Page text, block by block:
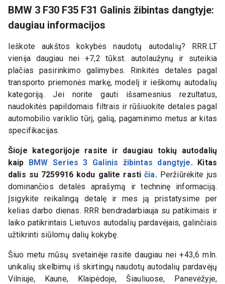
BMW 3 F30 F35 F31 Galinis žibintas dangtyje:
daugiau informacijos
Ieškote aukštos kokybės naudotų autodalių? RRR.LT
vienija daugiau nei +7,2 tūkst. autolaužynų ir suteikia
plačias pasirinkimo galimybes. Rinkitės detales pagal
transporto priemonės markę, modelį ir ieškomų autodalių
kategoriją. Jei norite gauti išsamesnius rezultatus,
naudokitės papildomais filtrais ir rūšiuokite detales pagal
automobilio variklio tūrį, galią, pagaminimo metus ar kitas
specifikacijas.
Šioje kategorijoje rasite ir daugiau tokių autodalių
kaip BMW Series 3 Galinis žibintas dangtyje. Kitas
dalis su 7259916 kodu galite rastičia. Peržiūrėkite jus
dominančios detalės aprašymą ir techninę informaciją.
Įsigykite reikalingą detalę ir mes ją pristatysime per
kelias darbo dienas. RRR bendradarbiauja su patikimais ir
laiko patikrintais Lietuvos autodalių pardavėjais, galinčiais
užtikrinti siūlomų dalių kokybę.
Šiuo metu mūsų svetainėje rasite daugiau nei +43,6 mln.
unikalių skelbimų iš skirtingų naudotų autodalių pardavėjų
Vilniuje, Kaune, Klaipėdoje, Šiauliuose, Panevėžyje,